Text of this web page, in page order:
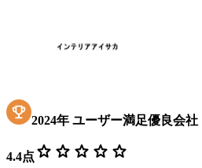
2024年 ユーザー満足優良会社
4.4点 star star star star star